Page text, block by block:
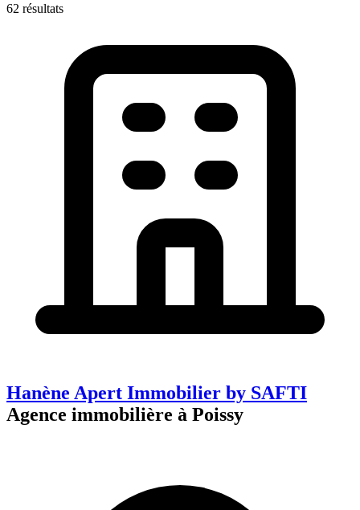
62 résultats
Hanène Apert Immobilier by SAFTI
Agence immobilière à Poissy